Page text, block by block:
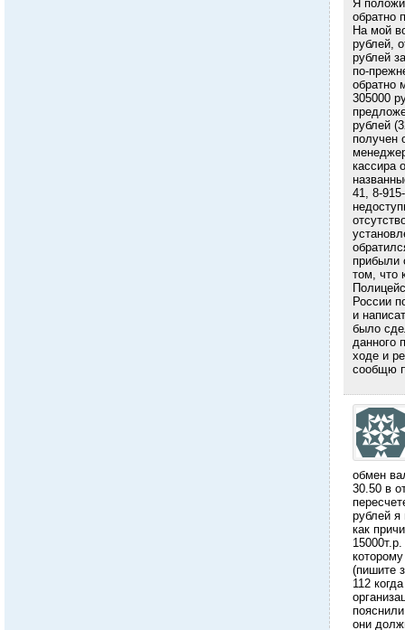
Я
обратно
На мой
рублей,
рублей
по-
обратно
305000
рублей
получен
кассира
41, 8-
прибыли
том, что
России
и
было
данного
ходе и
сообщю
обмен
30.50 в
рублей я
как
(пишите
112
они